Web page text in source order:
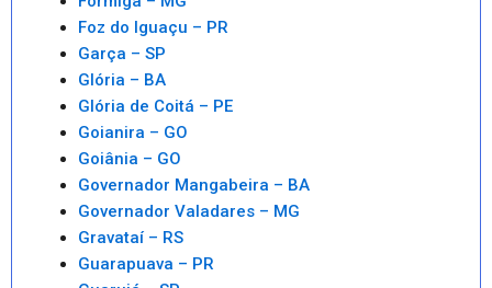
Foz do Iguaçu – PR
Garça – SP
Glória – BA
Glória de Coitá – PE
Goianira – GO
Goiânia – GO
Governador Mangabeira – BA
Governador Valadares – MG
Gravataí – RS
Guarapuava – PR